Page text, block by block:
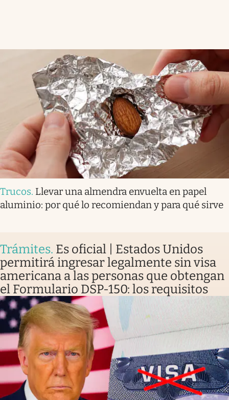
Trucos. Llevar una almendra envuelta en papel
aluminio: por qué lo recomiendan y para qué sirve
Trámites. Es oficial | Estados Unidos
permitirá ingresar legalmente sin visa
americana a las personas que obtengan
el Formulario DSP-150: los requisitos